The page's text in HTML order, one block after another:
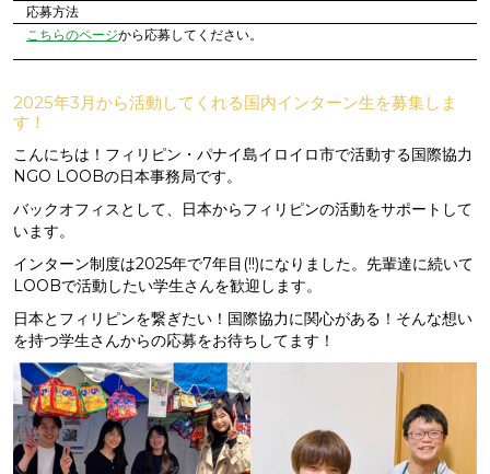
応募方法
こちらのページから応募してください。
2025年3月から活動してくれる国内インターン生を募集しま
す！
こんにちは！フィリピン・パナイ島イロイロ市で活動する国際協力
NGO LOOBの日本事務局です。
バックオフィスとして、日本からフィリピンの活動をサポートして
います。
インターン制度は2025年で7年目(!!)になりました。先輩達に続いて
LOOBで活動したい学生さんを歓迎します。
日本とフィリピンを繋ぎたい！国際協力に関心がある！そんな想い
を持つ学生さんからの応募をお待ちしてます！